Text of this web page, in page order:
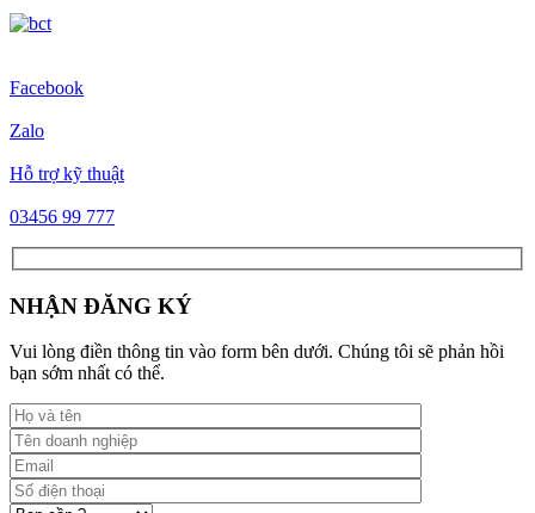
Facebook
Zalo
Hỗ trợ kỹ thuật
03456 99 777
NHẬN ĐĂNG KÝ
Vui lòng điền thông tin vào form bên dưới. Chúng tôi sẽ phản hồi
bạn sớm nhất có thể.